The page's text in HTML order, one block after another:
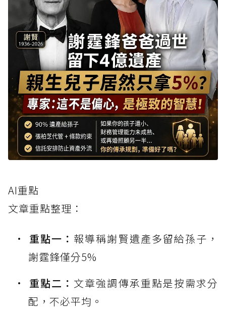
AI重點
文章重點整理：
重點一： 報導稱謝賢遺產多留給孫子，
謝霆鋒僅分5%
重點二： 文章強調傳承重點是按需求分
配，不必平均。